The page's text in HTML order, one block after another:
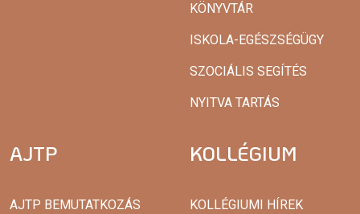
KÖNYVTÁR
ISKOLA-EGÉSZSÉGÜGY
SZOCIÁLIS SEGÍTÉS
NYITVA TARTÁS
AJTP
AJTP BEMUTATKOZÁS
KOLLÉGIUM
KOLLÉGIUMI HÍREK